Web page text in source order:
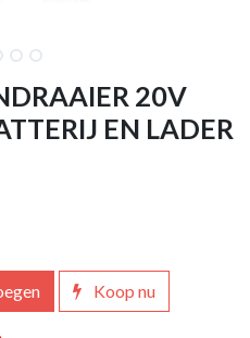
20V
EN LADER
Koop nu